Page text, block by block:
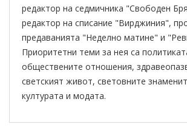
редактор на седмичника "Свободен
редактор на списание "Вирджиния",
предаванията "Неделно матине" и
Приоритетни теми за нея са
обществените отношения,
светският живот, световните
културата и модата.